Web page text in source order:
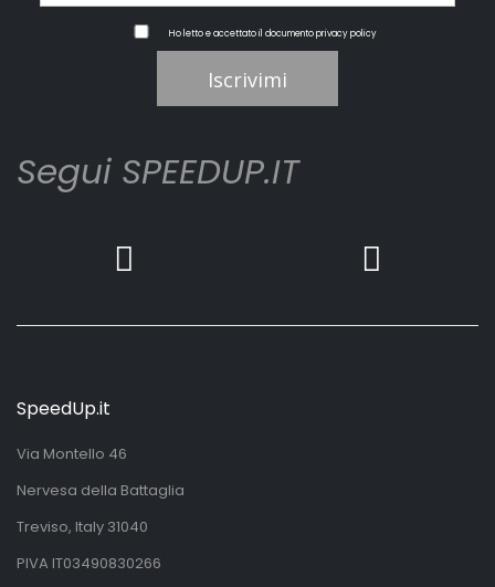
Ho letto e accettato il documentoprivacy policy
Iscrivimi
Segui SPEEDUP.IT
SpeedUp.it
Via Montello 46
Nervesa della Battaglia
Treviso, Italy 31040
PIVA IT03490830266